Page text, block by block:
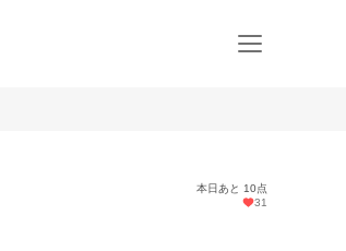
本日あと 10点
31